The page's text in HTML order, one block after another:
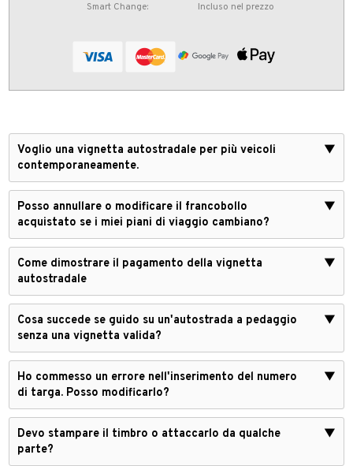
Smart Change:
Incluso nel prezzo
Voglio una vignetta autostradale per più veicoli
contemporaneamente.
▼
Posso annullare o modificare il francobollo
acquistato se i miei piani di viaggio cambiano?
▼
Come dimostrare il pagamento della vignetta
autostradale
▼
Cosa succede se guido su un'autostrada a pedaggio
senza una vignetta valida?
▼
Ho commesso un errore nell'inserimento del numero
di targa. Posso modificarlo?
▼
Devo stampare il timbro o attaccarlo da qualche
parte?
▼